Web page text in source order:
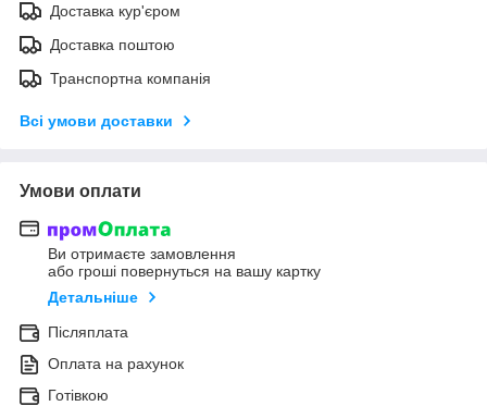
Доставка кур'єром
Доставка поштою
Транспортна компанія
Всі умови доставки
Умови оплати
Ви отримаєте замовлення
або гроші повернуться на вашу картку
Детальніше
Післяплата
Оплата на рахунок
Готівкою